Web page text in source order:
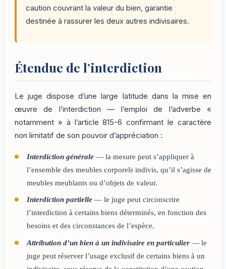
caution couvrant la valeur du bien, garantie
destinée à rassurer les deux autres indivisaires.
Étendue de l’interdiction
Le juge dispose d’une large latitude dans la mise en
œuvre de l’interdiction — l’emploi de l’adverbe «
notamment » à l’article 815-6 confirmant le caractère
non limitatif de son pouvoir d’appréciation :
Interdiction générale— la mesure peut s’appliquer à
l’ensemble des meubles corporels indivis, qu’il s’agisse de
meubles meublants ou d’objets de valeur.
Interdiction partielle— le juge peut circonscrire
l’interdiction à certains biens déterminés, en fonction des
besoins et des circonstances de l’espèce.
Attribution d’un bien à un indivisaire en particulier— le
juge peut réserver l’usage exclusif de certains biens à un